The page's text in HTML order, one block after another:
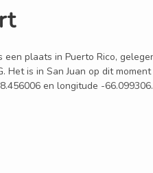
een plaats in Puerto Rico,
Het is in San Juan op dit moment
en longitude -66.099306.